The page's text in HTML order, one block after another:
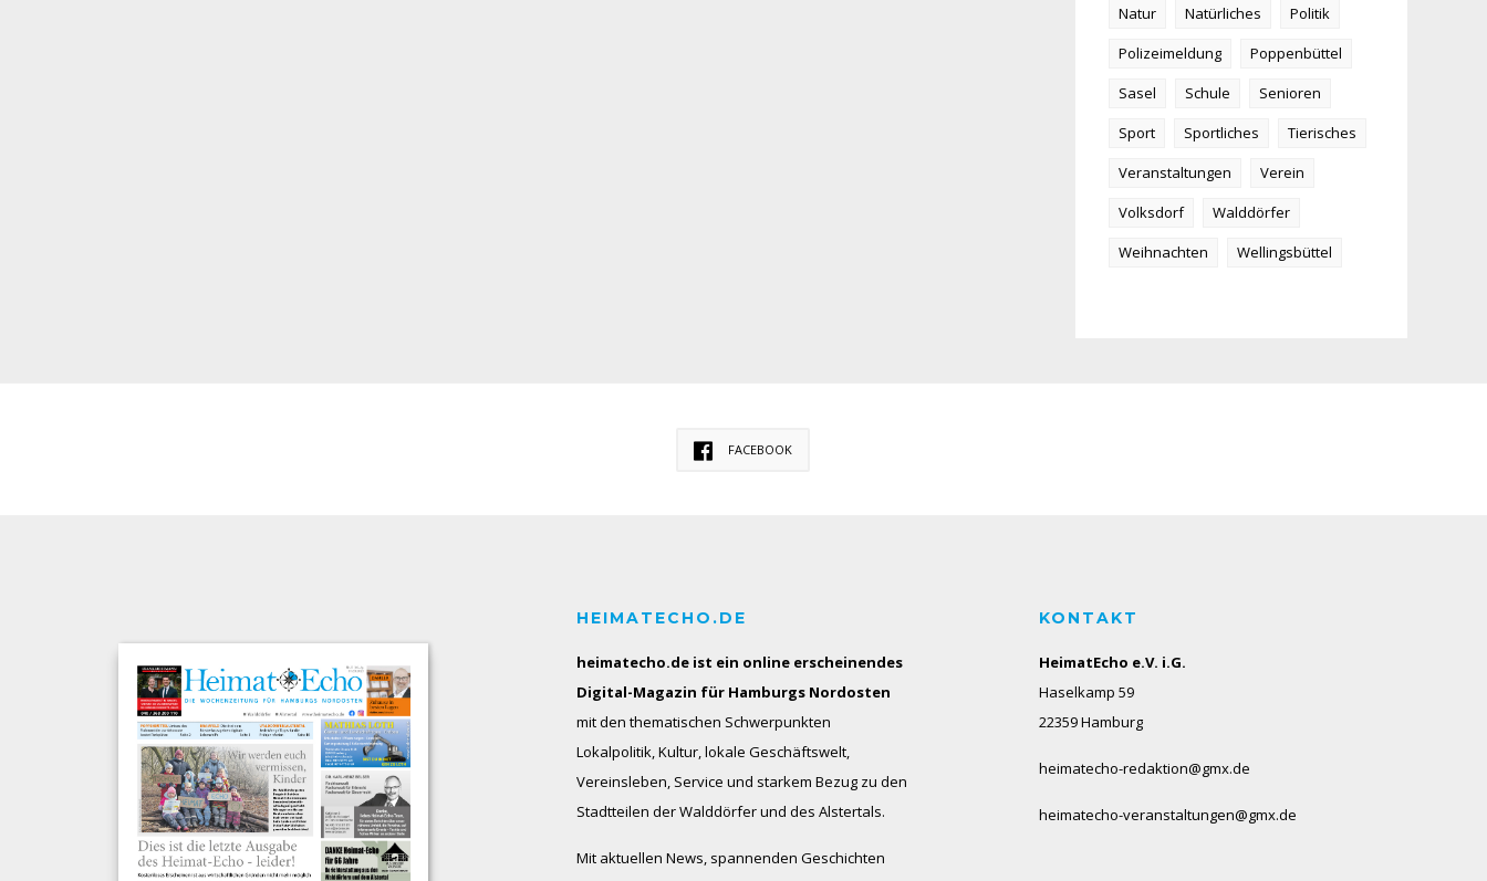
Natur
Natürliches
Politik
Polizeimeldung
Poppenbüttel
Sasel
Schule
Senioren
Sport
Sportliches
Tierisches
Veranstaltungen
Verein
Volksdorf
Walddörfer
Weihnachten
Wellingsbüttel
FACEBOOK
HEIMATECHO.DE
heimatecho.de ist ein online erscheinendes
Digital-Magazin für Hamburgs Nordosten
mit den thematischen Schwerpunkten
Lokalpolitik, Kultur, lokale Geschäftswelt,
Vereinsleben, Service und starkem Bezug zu den
Stadtteilen der Walddörfer und des Alstertals.
Mit aktuellen News, spannenden Geschichten
KONTAKT
HeimatEcho e.V. i.G.
Haselkamp 59
22359 Hamburg
heimatecho-redaktion@gmx.de
heimatecho-veranstaltungen@gmx.de